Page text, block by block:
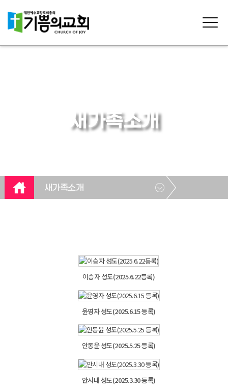
새가족소개
새가족소개
이승자 성도(2025.6.22등록)
윤영자 성도(2025.6.15 등록)
안동윤 성도(2025.5.25 등록)
안시내 성도(2025.3.30 등록)